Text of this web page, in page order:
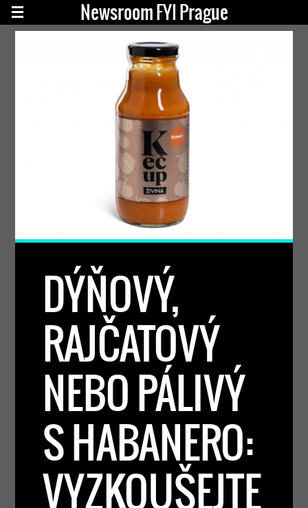
Newsroom FYI Prague
DÝŇOVÝ,
RAJČATOVÝ
NEBO PÁLIVÝ
S HABANERO:
VYZKOUŠEJTE